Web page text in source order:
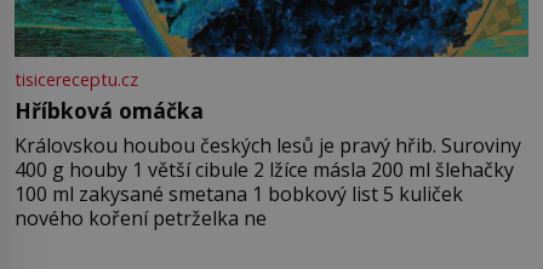
tisicereceptu.cz
Hříbková omáčka
Královskou houbou českých lesů je pravý hřib. Suroviny
400 g houby 1 větší cibule 2 lžíce másla 200 ml šlehačky
100 ml zakysané smetana 1 bobkový list 5 kuliček
nového koření petrželka ne